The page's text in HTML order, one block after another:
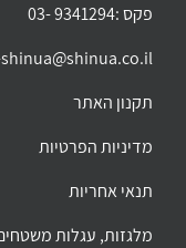
פקס :9341294 -03
תקנון האתר
מדיניות הפרטיות
תנאי אחריות
מלגזות, עגלות